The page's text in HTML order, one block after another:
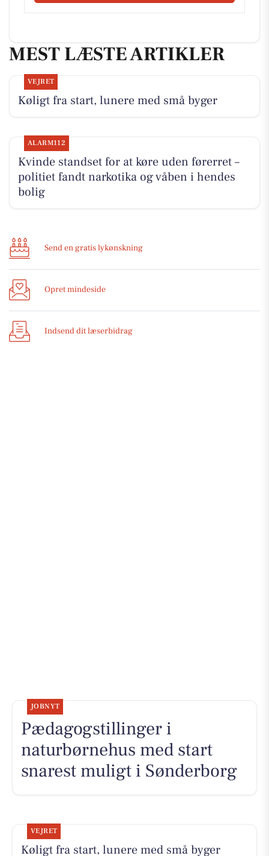
MEST LÆSTE ARTIKLER
VEJRET
Køligt fra start, lunere med små byger
ALARM112
Kvinde standset for at køre uden førerret –
politiet fandt narkotika og våben i hendes
bolig
Send en gratis lykønskning
Opret mindeside
Indsend dit læserbidrag
JOBNYT
Pædagogstillinger i
naturbørnehus med start
snarest muligt i Sønderborg
VEJRET
Køligt fra start, lunere med små byger